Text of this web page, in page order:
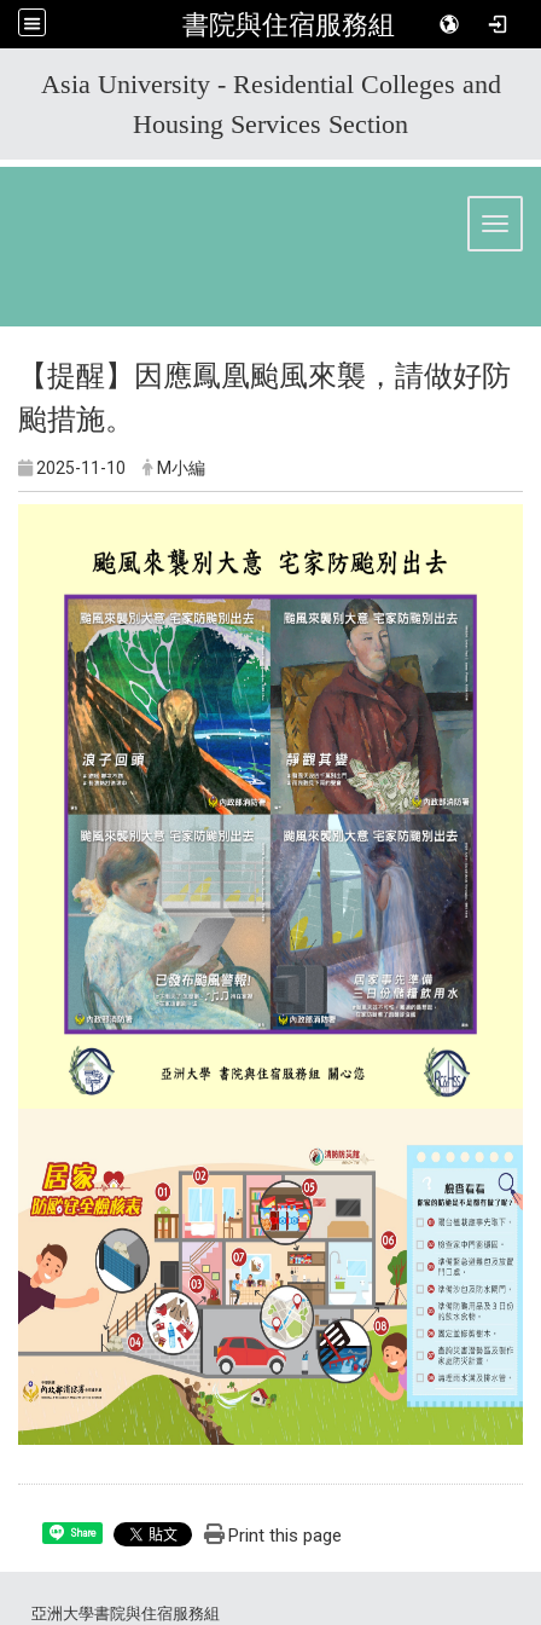
書院與住宿服務組
Asia University - Residential Colleges and
Housing Services Section
【提醒】因應鳳凰颱風來襲，請做好防
颱措施。
2025-11-10 M小編
Share Print this page
亞洲大學書院與住宿服務組